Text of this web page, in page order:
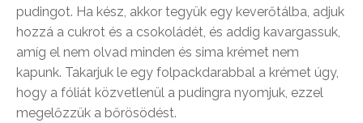
pudingot. Ha kész, akkor tegyük egy keverőtálba, adjuk
hozzá a cukrot és a csokoládét, és addig kavargassuk,
amíg el nem olvad minden és sima krémet nem
kapunk. Takarjuk le egy folpackdarabbal a krémet úgy,
hogy a fóliát közvetlenül a pudingra nyomjuk, ezzel
megelőzzük a bőrösödést.